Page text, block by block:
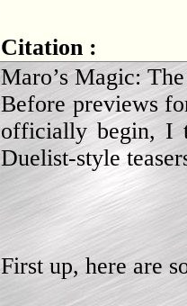
Citation :
Maro’s Magic:
Before previews
officially begin, I
Duelist-style
First up, here are